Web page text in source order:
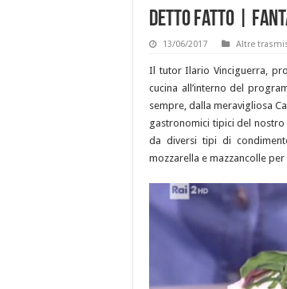
Detto Fatto |
13/06/2017 Altre
Il tutor Ilario Vinciguerra,
cucina all’interno del
sempre, dalla meravigliosa
gastronomici tipici del
da diversi tipi di
mozzarella e mazzancolle